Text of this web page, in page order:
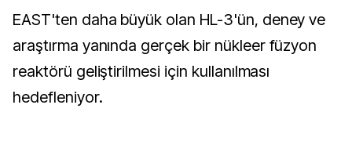
EAST'ten daha büyük olan HL-3'ün, deney ve
araştırma yanında gerçek bir nükleer füzyon
reaktörü geliştirilmesi için kullanılması
hedefleniyor.